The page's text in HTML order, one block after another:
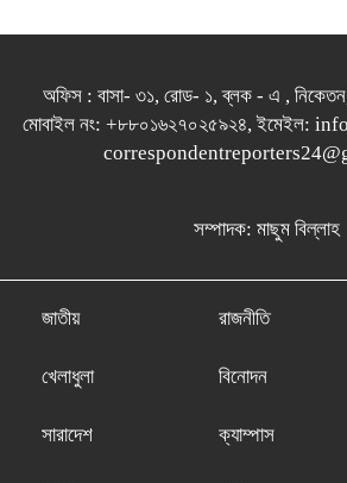
অফিস : বাসা- ৩১, রোড- ১, ব্লক - এ ,
মোবাইল নং: +৮৮০১৬২৭০২৫৯২৪, ইমেইল:
সম্পাদক: মাছুম বিল্লাহ
জাতীয় রাজনীতি
খেলাধুলা বিনোদন
সারাদেশ ক্যাম্পাস